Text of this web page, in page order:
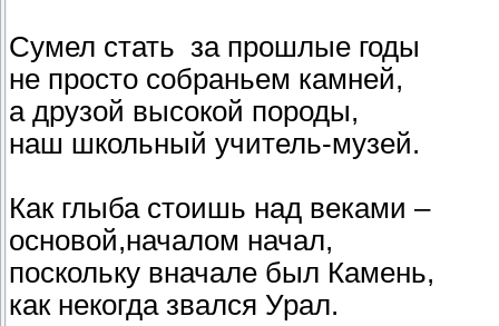
Сумел стать за прошлые годы
не просто собраньем камней,
а друзой высокой породы,
наш школьный учитель-музей.
Как глыба стоишь над веками –
основой,началом начал,
поскольку вначале был Камень,
как некогда звался Урал.